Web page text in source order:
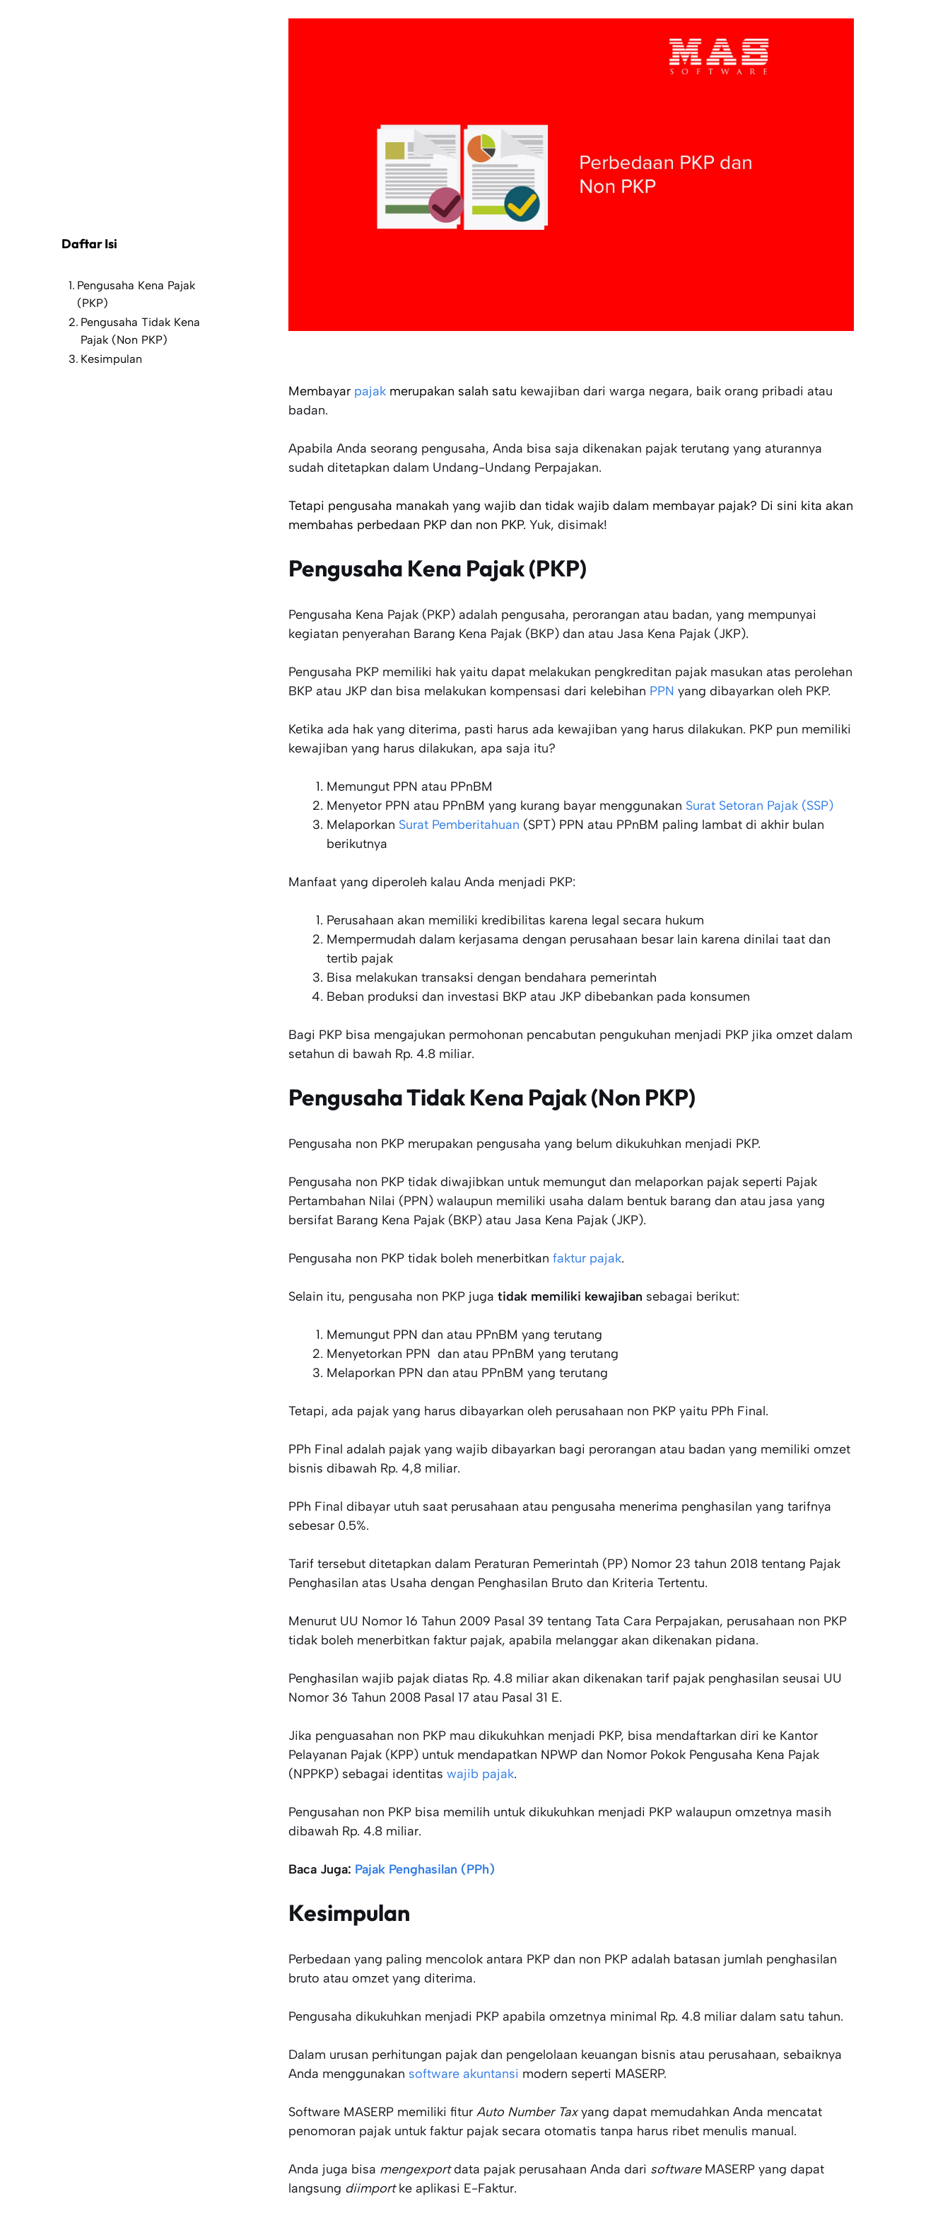
Membayar pajak merupakan salah satu kewajiban dari warga negara, baik orang pribadi atau
badan.
Apabila Anda seorang pengusaha, Anda bisa saja dikenakan pajak terutang yang aturannya
sudah ditetapkan dalam Undang-Undang Perpajakan.
Tetapi pengusaha manakah yang wajib dan tidak wajib dalam membayar pajak? Di sini kita akan
membahas perbedaan PKP dan non PKP. Yuk, disimak!
Pengusaha Kena Pajak (PKP)
Pengusaha Kena Pajak (PKP) adalah pengusaha, perorangan atau badan, yang mempunyai
kegiatan penyerahan Barang Kena Pajak (BKP) dan atau Jasa Kena Pajak (JKP).
Pengusaha PKP memiliki hak yaitu dapat melakukan pengkreditan pajak masukan atas perolehan
BKP atau JKP dan bisa melakukan kompensasi dari kelebihan PPN yang dibayarkan oleh PKP.
Ketika ada hak yang diterima, pasti harus ada kewajiban yang harus dilakukan. PKP pun memiliki
kewajiban yang harus dilakukan, apa saja itu?
Memungut PPN atau PPnBM
Menyetor PPN atau PPnBM yang kurang bayar menggunakan Surat Setoran Pajak (SSP)
Melaporkan Surat Pemberitahuan (SPT) PPN atau PPnBM paling lambat di akhir bulan
berikutnya
Manfaat yang diperoleh kalau Anda menjadi PKP:
Perusahaan akan memiliki kredibilitas karena legal secara hukum
Mempermudah dalam kerjasama dengan perusahaan besar lain karena dinilai taat dan
tertib pajak
Bisa melakukan transaksi dengan bendahara pemerintah
Beban produksi dan investasi BKP atau JKP dibebankan pada konsumen
Bagi PKP bisa mengajukan permohonan pencabutan pengukuhan menjadi PKP jika omzet dalam
setahun di bawah Rp. 4.8 miliar.
Pengusaha Tidak Kena Pajak (Non PKP)
Pengusaha non PKP merupakan pengusaha yang belum dikukuhkan menjadi PKP.
Pengusaha non PKP tidak diwajibkan untuk memungut dan melaporkan pajak seperti Pajak
Pertambahan Nilai (PPN) walaupun memiliki usaha dalam bentuk barang dan atau jasa yang
bersifat Barang Kena Pajak (BKP) atau Jasa Kena Pajak (JKP).
Pengusaha non PKP tidak boleh menerbitkan faktur pajak.
Selain itu, pengusaha non PKP juga tidak memiliki kewajiban sebagai berikut:
Memungut PPN dan atau PPnBM yang terutang
Menyetorkan PPN dan atau PPnBM yang terutang
Melaporkan PPN dan atau PPnBM yang terutang
Tetapi, ada pajak yang harus dibayarkan oleh perusahaan non PKP yaitu PPh Final.
PPh Final adalah pajak yang wajib dibayarkan bagi perorangan atau badan yang memiliki omzet
bisnis dibawah Rp. 4,8 miliar.
PPh Final dibayar utuh saat perusahaan atau pengusaha menerima penghasilan yang tarifnya
sebesar 0.5%.
Tarif tersebut ditetapkan dalam Peraturan Pemerintah (PP) Nomor 23 tahun 2018 tentang Pajak
Penghasilan atas Usaha dengan Penghasilan Bruto dan Kriteria Tertentu.
Menurut UU Nomor 16 Tahun 2009 Pasal 39 tentang Tata Cara Perpajakan, perusahaan non PKP
tidak boleh menerbitkan faktur pajak, apabila melanggar akan dikenakan pidana.
Penghasilan wajib pajak diatas Rp. 4.8 miliar akan dikenakan tarif pajak penghasilan seusai UU
Nomor 36 Tahun 2008 Pasal 17 atau Pasal 31 E.
Jika penguasahan non PKP mau dikukuhkan menjadi PKP, bisa mendaftarkan diri ke Kantor
Pelayanan Pajak (KPP) untuk mendapatkan NPWP dan Nomor Pokok Pengusaha Kena Pajak
(NPPKP) sebagai identitas wajib pajak.
Pengusahan non PKP bisa memilih untuk dikukuhkan menjadi PKP walaupun omzetnya masih
dibawah Rp. 4.8 miliar.
Baca Juga: Pajak Penghasilan (PPh)
Kesimpulan
Perbedaan yang paling mencolok antara PKP dan non PKP adalah batasan jumlah penghasilan
bruto atau omzet yang diterima.
Pengusaha dikukuhkan menjadi PKP apabila omzetnya minimal Rp. 4.8 miliar dalam satu tahun.
Dalam urusan perhitungan pajak dan pengelolaan keuangan bisnis atau perusahaan, sebaiknya
Anda menggunakan software akuntansi modern seperti MASERP.
Software MASERP memiliki fitur Auto Number Taxyang dapat memudahkan Anda mencatat
penomoran pajak untuk faktur pajak secara otomatis tanpa harus ribet menulis manual.
Anda juga bisa mengexportdata pajak perusahaan Anda dari softwareMASERP yang dapat
langsung diimportke aplikasi E-Faktur.
Daftar Isi
Pengusaha Kena Pajak
(PKP)
Pengusaha Tidak Kena
Pajak (Non PKP)
Kesimpulan